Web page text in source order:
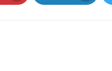
LinkedIn